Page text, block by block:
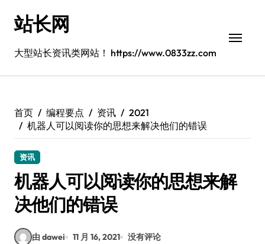
站长网
大型站长资讯类网站！ https://www.0833zz.com
首页 编程要点 资讯
2021
机器人可以阅读你的思想来解决他们的错误
资讯
机器人可以阅读你的思想来解
决他们的错误
由 dawei 11 月 16, 2021
没有评论